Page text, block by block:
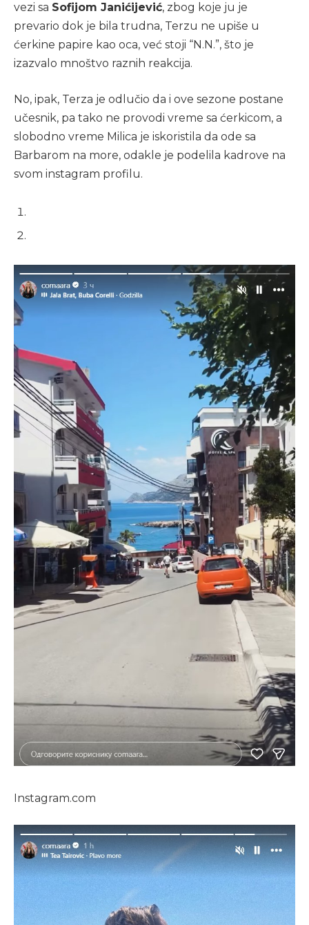
vezi sa Sofijom Janićijević, zbog koje ju je
prevario dok je bila trudna, Terzu ne upiše u
ćerkine papire kao oca, već stoji “N.N.”, što je
izazvalo mnoštvo raznih reakcija.
No, ipak, Terza je odlučio da i ove sezone postane
učesnik, pa tako ne provodi vreme sa ćerkicom, a
slobodno vreme Milica je iskoristila da ode sa
Barbarom na more, odakle je podelila kadrove na
svom instagram profilu.
Instagram.com